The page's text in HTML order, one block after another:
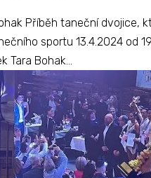
Příběh taneční dvojice,
sportu 13.4.2024 od
Tara Bohak...